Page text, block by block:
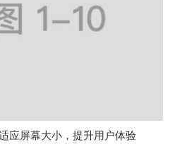
应屏幕大小，提升用户体验